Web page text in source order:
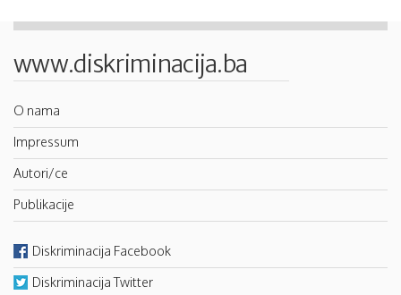
www.diskriminacija.ba
O nama
Impressum
Autori/ce
Publikacije
Diskriminacija Facebook
Diskriminacija Twitter